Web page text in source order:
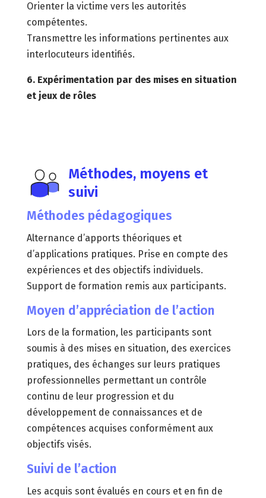
Orienter la victime vers les autorités
compétentes.
Transmettre les informations pertinentes aux
interlocuteurs identifiés.
6. Expérimentation par des mises en situation
et jeux de rôles
Méthodes, moyens et
suivi
Méthodes pédagogiques
Alternance d’apports théoriques et
d’applications pratiques. Prise en compte des
expériences et des objectifs individuels.
Support de formation remis aux participants.
Moyen d’appréciation de l’action
Lors de la formation, les participants sont
soumis à des mises en situation, des exercices
pratiques, des échanges sur leurs pratiques
professionnelles permettant un contrôle
continu de leur progression et du
développement de connaissances et de
compétences acquises conformément aux
objectifs visés.
Suivi de l’action
Les acquis sont évalués en cours et en fin de